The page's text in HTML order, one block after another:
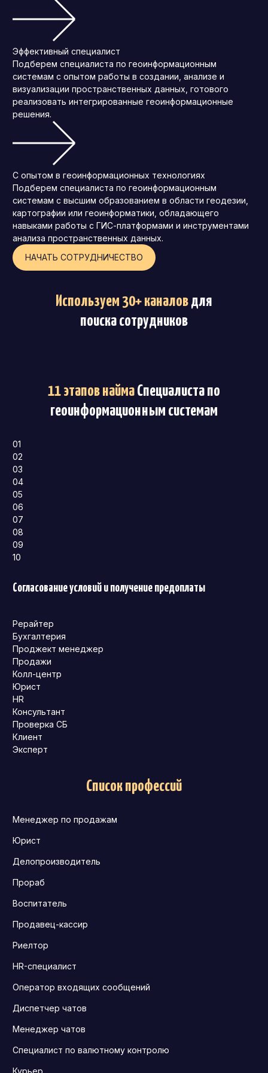
Эффективный специалист
Подберем специалиста по геоинформационным
системам с опытом работы в создании, анализе и
визуализации пространственных данных, готового
реализовать интегрированные геоинформационные
решения.
С опытом в геоинформационных технологиях
Подберем специалиста по геоинформационным
системам с высшим образованием в области геодезии,
картографии или геоинформатики, обладающего
навыками работы с ГИС-платформами и инструментами
анализа пространственных данных.
НАЧАТЬ СОТРУДНИЧЕСТВО
Используем 30+ каналовдля
поиска сотрудников
11 этапов наймаСпециалиста по
геоинформационным системам
01
02
03
04
05
06
07
08
09
10
Согласование условий и получение предоплаты
Рерайтер
Бухгалтерия
Проджект менеджер
Продажи
Колл-центр
Юрист
HR
Консультант
Проверка СБ
Клиент
Эксперт
Список профессий
Менеджер по продажам
Юрист
Делопроизводитель
Прораб
Воспитатель
Продавец-кассир
Риелтор
HR-специалист
Оператор входящих сообщений
Диспетчер чатов
Менеджер чатов
Специалист по валютному контролю
Курьер